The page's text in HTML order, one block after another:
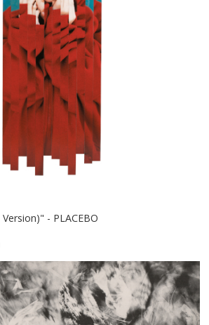
- PLACEBO